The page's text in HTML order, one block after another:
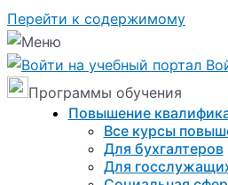
Перейти к содержимому
Программы обучения
Повышение
Все курсы
Для бухгалтеров
Для